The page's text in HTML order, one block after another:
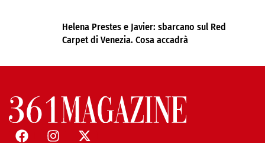
Helena Prestes e Javier: sbarcano sul Red
Carpet di Venezia. Cosa accadrà